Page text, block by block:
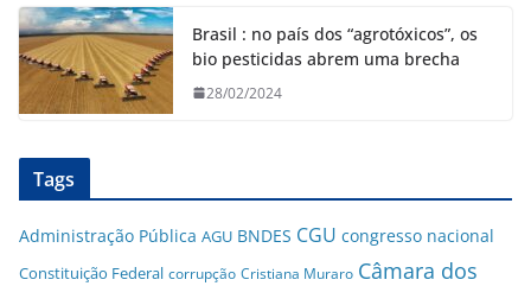
Brasil : no país dos “agrotóxicos”, os
bio pesticidas abrem uma brecha
28/02/2024
Tags
Administração Pública AGU BNDES CGU congresso nacional
Constituição Federal corrupção Cristiana Muraro Câmara dos